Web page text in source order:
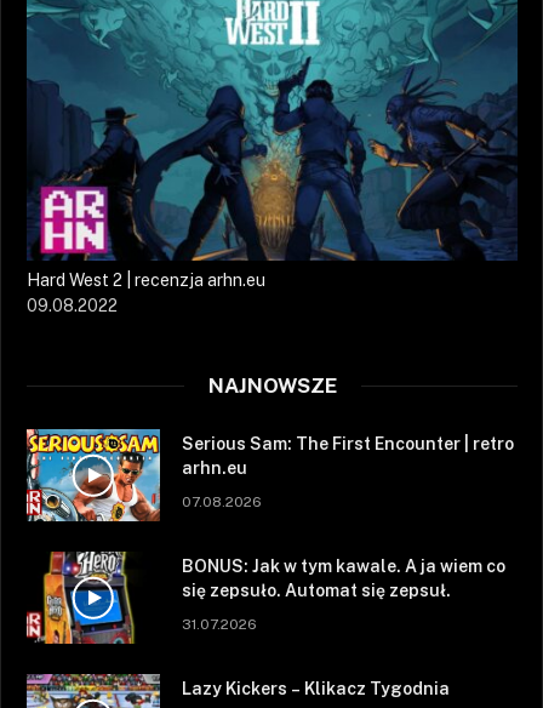
Hard West 2 | recenzja arhn.eu
09.08.2022
NAJNOWSZE
Serious Sam: The First Encounter | retro
arhn.eu
07.08.2026
BONUS: Jak w tym kawale. A ja wiem co
się zepsuło. Automat się zepsuł.
31.07.2026
Lazy Kickers – Klikacz Tygodnia